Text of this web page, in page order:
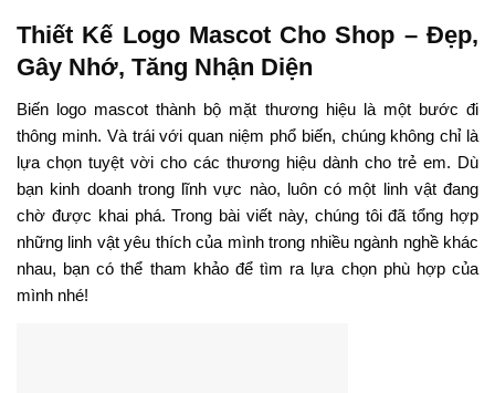
Thiết Kế Logo Mascot Cho Shop – Đẹp,
Gây Nhớ, Tăng Nhận Diện
Biến logo mascot thành bộ mặt thương hiệu là một bước đi
thông minh. Và trái với quan niệm phổ biến, chúng không chỉ là
lựa chọn tuyệt vời cho các thương hiệu dành cho trẻ em. Dù
bạn kinh doanh trong lĩnh vực nào, luôn có một linh vật đang
chờ được khai phá. Trong bài viết này, chúng tôi đã tổng hợp
những linh vật yêu thích của mình trong nhiều ngành nghề khác
nhau, bạn có thể tham khảo để tìm ra lựa chọn phù hợp của
mình nhé!